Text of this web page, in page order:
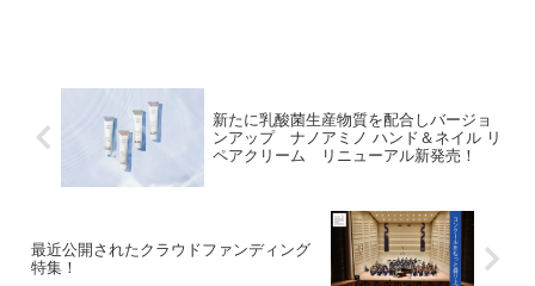
新たに乳酸菌生産物質を配合しバージョ
ンアップ ナノアミノ ハンド＆ネイル リ
ペアクリーム リニューアル新発売！
最近公開されたクラウドファンディング
特集！